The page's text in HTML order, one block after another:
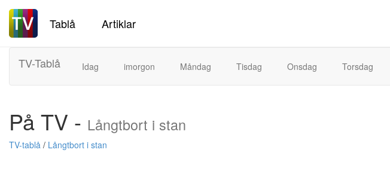
Tablå Artiklar
TV-Tablå Idag imorgon Måndag Tisdag Onsdag Torsdag
På TV - Långtbort i stan
TV-tablå / Långtbort i stan